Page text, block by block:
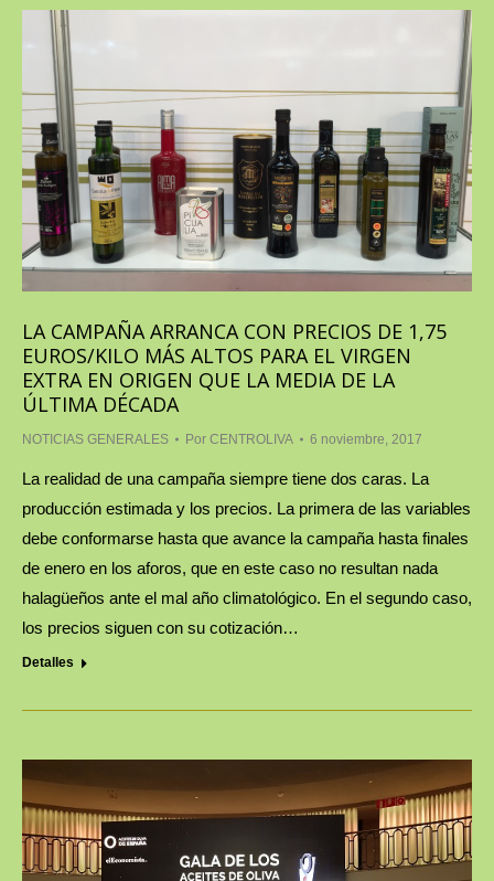
LA CAMPAÑA ARRANCA CON PRECIOS DE 1,75
EUROS/KILO MÁS ALTOS PARA EL VIRGEN
EXTRA EN ORIGEN QUE LA MEDIA DE LA
ÚLTIMA DÉCADA
NOTICIAS GENERALES Por CENTROLIVA 6 noviembre, 2017
La realidad de una campaña siempre tiene dos caras. La
producción estimada y los precios. La primera de las variables
debe conformarse hasta que avance la campaña hasta finales
de enero en los aforos, que en este caso no resultan nada
halagüeños ante el mal año climatológico. En el segundo caso,
los precios siguen con su cotización…
Detalles